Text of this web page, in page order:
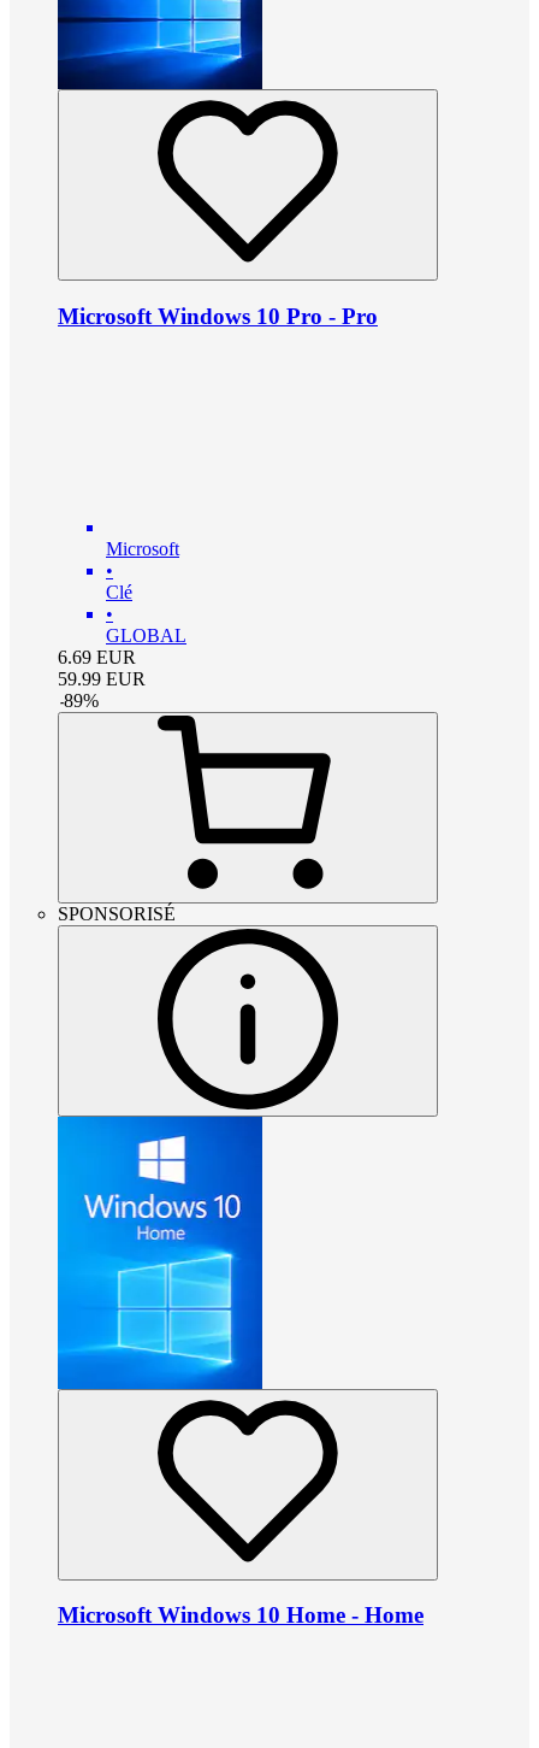
Microsoft Windows 10 Pro - Pro
Microsoft
•
Clé
•
GLOBAL
6.69 EUR
59.99 EUR
-89%
SPONSORISÉ
Microsoft Windows 10 Home - Home